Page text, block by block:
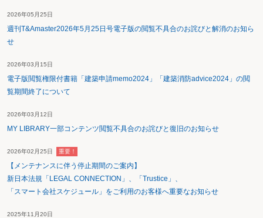
2026年05月25日
週刊T&Amaster2026年5月25日号電子版の閲覧不具合のお詫びと解消のお知ら
せ
2026年03月15日
電子版閲覧権限付書籍「建築申請memo2024」「建築消防advice2024」の閲
覧期間終了について
2026年03月12日
MY LIBRARY一部コンテンツ閲覧不具合のお詫びと復旧のお知らせ
2026年02月25日 重要！
【メンテナンスに伴う停止期間のご案内】
新日本法規「LEGAL CONNECTION」、「Trustice」、
「スマート会社スケジュール」をご利用のお客様へ重要なお知らせ
2025年11月20日